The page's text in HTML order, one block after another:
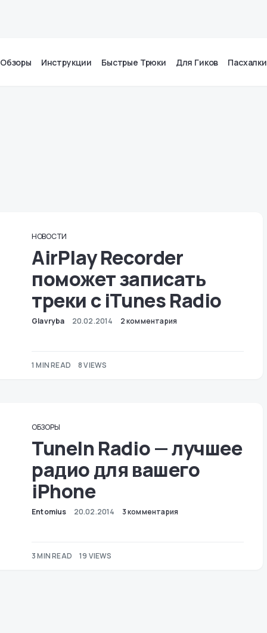
Обзоры Инструкции Быстрые Трюки Для Гиков Пасхалки
НОВОСТИ
AirPlay Recorder
поможет записать
треки с iTunes Radio
Glavryba 20.02.2014 2 комментария
1 MIN READ 8 VIEWS
ОБЗОРЫ
TuneIn Radio — лучшее
радио для вашего
iPhone
Entomius 20.02.2014 3 комментария
3 MIN READ 19 VIEWS